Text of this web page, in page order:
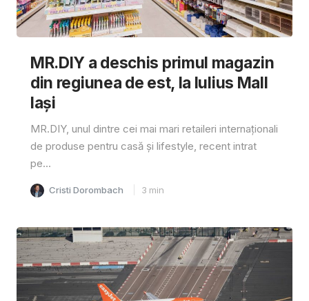
MR.DIY a deschis primul magazin
din regiunea de est, la Iulius Mall
Iași
MR.DIY, unul dintre cei mai mari retaileri internaționali
de produse pentru casă și lifestyle, recent intrat
pe...
Cristi Dorombach 3 min